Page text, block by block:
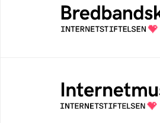
Bredbandskollen är ett
konsumentverktyg
Internetstiftelsen
Ett digitalt museum som
av